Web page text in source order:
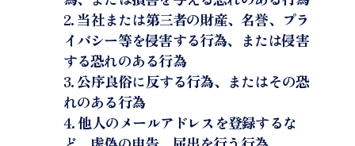
当社または第三者の財産、名誉、プラ
イバシー等を侵害する行為、または侵害
する恐れのある行為
公序良俗に反する行為、またはその恐
れのある行為
他人のメールアドレスを登録するな